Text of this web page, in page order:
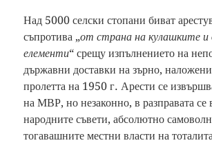
Над 5000 селски стопани биват
съпротива „от страна на кулашките и
елементи“ срещу изпълнението на
държавни доставки на зърно,
пролетта на 1950 г. Арести се
на МВР, но незаконно, в разправата се
народните съвети, абсолютно
тогавашните местни власти на